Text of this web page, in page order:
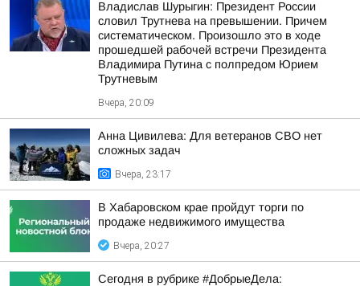
Владислав Шурыгин: Президент России
словил Трутнева на превышении. Причем
систематическом. Произошло это в ходе
прошедшей рабочей встречи Президента
Владимира Путина с полпредом Юрием
Трутневым
Вчера, 20:09
Анна Цивилева: Для ветеранов СВО нет
сложных задач
Вчера, 23:17
В Хабаровском крае пройдут торги по
продаже недвижимого имущества
Вчера, 20:27
Сегодня в рубрике #ДобрыеДела: